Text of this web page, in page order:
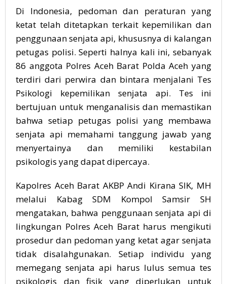
Di Indonesia, pedoman dan peraturan yang
ketat telah ditetapkan terkait kepemilikan dan
penggunaan senjata api, khususnya di kalangan
petugas polisi. Seperti halnya kali ini, sebanyak
86 anggota Polres Aceh Barat Polda Aceh yang
terdiri dari perwira dan bintara menjalani Tes
Psikologi kepemilikan senjata api. Tes ini
bertujuan untuk menganalisis dan memastikan
bahwa setiap petugas polisi yang membawa
senjata api memahami tanggung jawab yang
menyertainya dan memiliki kestabilan
psikologis yang dapat dipercaya.
Kapolres Aceh Barat AKBP Andi Kirana SIK, MH
melalui Kabag SDM Kompol Samsir SH
mengatakan, bahwa penggunaan senjata api di
lingkungan Polres Aceh Barat harus mengikuti
prosedur dan pedoman yang ketat agar senjata
tidak disalahgunakan. Setiap individu yang
memegang senjata api harus lulus semua tes
psikologis dan fisik yang diperlukan untuk